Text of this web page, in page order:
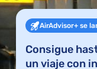
AirAdvisor+ se
Consigue
un viaje con